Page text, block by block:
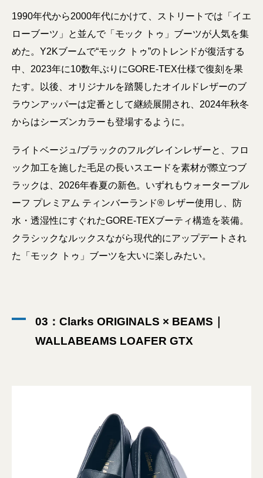
1990年代から2000年代にかけて、ストリートでは「イエ
ローブーツ」と並んで「モック トゥ」ブーツが人気を集
めた。Y2Kブームで“モック トゥ”のトレンドが復活する
中、2023年に10数年ぶりにGORE-TEX仕様で復刻を果
たす。以後、オリジナルを踏襲したオイルドレザーのブ
ラウンアッパーは定番として継続展開され、2024年秋冬
からはシーズンカラーも登場するように。
ライトベージュ/ブラックのフルグレインレザーと、フロ
ック加工を施した毛足の長いスエードを素材が際立つブ
ラックは、2026年春夏の新色。いずれもウォータープル
ーフ プレミアム ティンバーランド® レザー使用し、防
水・透湿性にすぐれたGORE-TEXブーティ構造を装備。
クラシックなルックスながら現代的にアップデートされ
た「モック トゥ」ブーツを大いに楽しみたい。
03：Clarks ORIGINALS × BEAMS｜
WALLABEAMS LOAFER GTX